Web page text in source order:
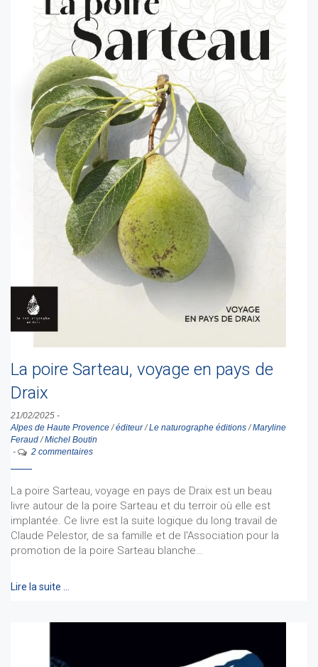
La poire Sarteau, voyage en pays de
Draix
21/02/2025 -
Alpes de Haute Provence /éditeur/Le naturographe éditions /Maryline
Feraud /Michel Boutin
-
2 commentaires
La poire Sarteau, voyage en pays de Draix est un beau
livre autour de la poire Sarteau et du terroir où elle est
implantée. Ce livre est la suite logique du long travail de
Claude Pelestor, de sa famille et de l'Association pour la
promotion de la poire Sarteau blanche…
Lire la suite …